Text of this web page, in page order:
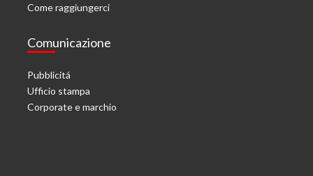
Come raggiungerci
Comunicazione
Pubblicitá
Ufficio stampa
Corporate e marchio